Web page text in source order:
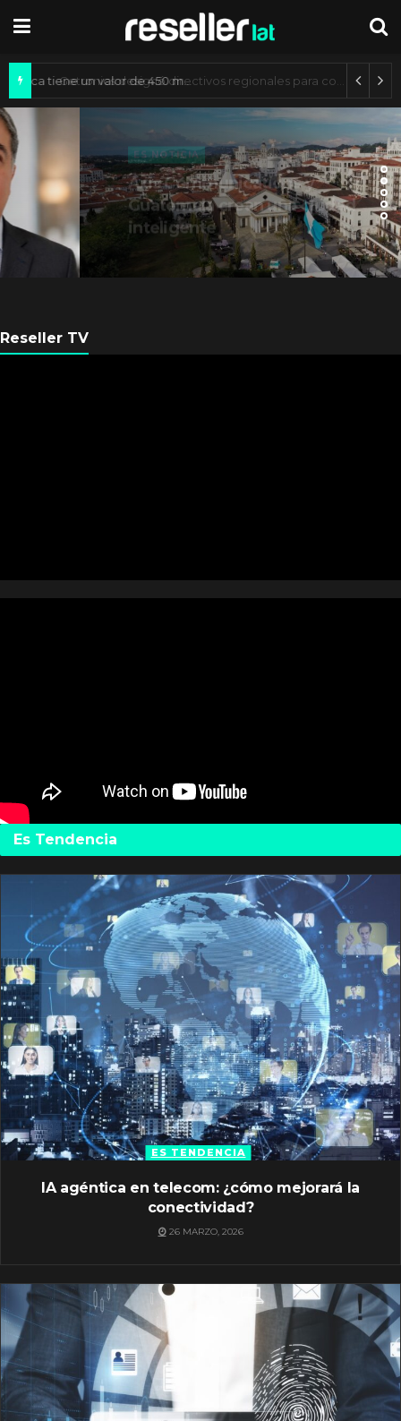
Mercado de IA agéntica tiene un valor de 450 mil millones de dólares
ES NOTICIA
Axis Communications y
Guatemala crean una ciudad
inteligente
Reseller TV
Es Tendencia
ES TENDENCIA
IA agéntica en telecom: ¿cómo mejorará la
conectividad?
26 MARZO, 2026